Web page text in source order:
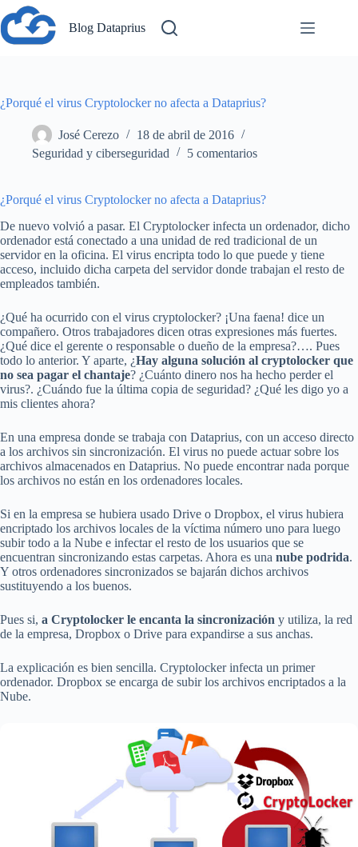
Saltar
al
contenido
Blog Dataprius
¿Porqué el virus Cryptolocker no afecta a Dataprius?
José Cerezo
18 de abril de 2016
Seguridad y ciberseguridad
5 comentarios
¿Porqué el virus Cryptolocker no afecta a Dataprius?
De nuevo volvió a pasar. El Cryptolocker infecta un ordenador, dicho
ordenador está conectado a una unidad de red tradicional de un
servidor en la oficina. El virus encripta todo lo que puede y tiene
acceso, incluido dicha carpeta del servidor donde trabajan el resto de
empleados también.
¿Qué ha ocurrido con el virus cryptolocker? ¡Una faena! dice un
compañero. Otros trabajadores dicen otras expresiones más fuertes.
¿Qué dice el gerente o responsable o dueño de la empresa?…. Pues
todo lo anterior. Y aparte, ¿Hay alguna solución al cryptolocker que
no sea pagar el chantaje? ¿Cuánto dinero nos ha hecho perder el
virus?. ¿Cuándo fue la última copia de seguridad? ¿Qué les digo yo a
mis clientes ahora?
En una empresa donde se trabaja con Dataprius, con un acceso directo
a los archivos sin sincronización. El virus no puede actuar sobre los
archivos almacenados en Dataprius. No puede encontrar nada porque
los archivos no están en los ordenadores locales.
Si en la empresa se hubiera usado Drive o Dropbox, el virus hubiera
encriptado los archivos locales de la víctima número uno para luego
subir todo a la Nube e infectar el resto de los usuarios que se
encuentran sincronizando estas carpetas. Ahora es una nube podrida.
Y otros ordenadores sincronizados se bajarán dichos archivos
sustituyendo a los buenos.
Pues si, a Cryptolocker le encanta la sincronización y utiliza, la red
de la empresa, Dropbox o Drive para expandirse a sus anchas.
La explicación es bien sencilla. Cryptolocker infecta un primer
ordenador. Dropbox se encarga de subir los archivos encriptados a la
Nube.